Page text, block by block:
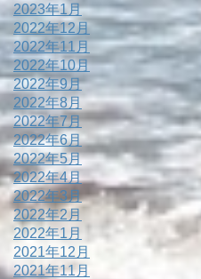
2023年1月
2022年12月
2022年11月
2022年10月
2022年9月
2022年8月
2022年7月
2022年6月
2022年5月
2022年4月
2022年3月
2022年2月
2022年1月
2021年12月
2021年11月